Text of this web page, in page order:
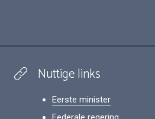
Nuttige links
Eerste minister